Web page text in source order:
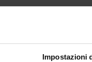
Impostazioni